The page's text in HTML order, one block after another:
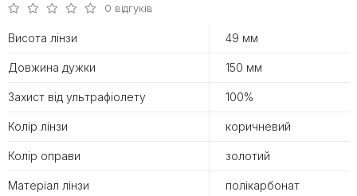
0 відгуків
Висота лінзи 49 мм
Довжина дужки 150 мм
Захист від ультрафіолету 100%
Колір лінзи коричневий
Колір оправи золотий
Матеріал лінзи полікарбонат